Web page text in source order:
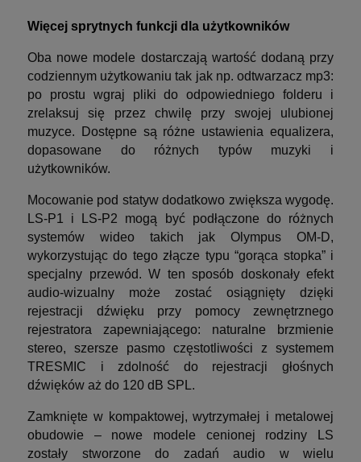
Więcej sprytnych funkcji dla użytkowników
Oba nowe modele dostarczają wartość dodaną przy
codziennym użytkowaniu tak jak np. odtwarzacz mp3:
po prostu wgraj pliki do odpowiedniego folderu i
zrelaksuj się przez chwilę przy swojej ulubionej
muzyce. Dostępne są różne ustawienia equalizera,
dopasowane do różnych typów muzyki i
użytkowników.
Mocowanie pod statyw dodatkowo zwiększa wygodę.
LS-P1 i LS-P2 mogą być podłączone do różnych
systemów wideo takich jak Olympus OM-D,
wykorzystując do tego złącze typu “gorąca stopka” i
specjalny przewód. W ten sposób doskonały efekt
audio-wizualny może zostać osiągnięty dzięki
rejestracji dźwięku przy pomocy zewnętrznego
rejestratora zapewniającego: naturalne brzmienie
stereo, szersze pasmo częstotliwości z systemem
TRESMIC i zdolność do rejestracji głośnych
dźwięków aż do 120 dB SPL.
Zamknięte w kompaktowej, wytrzymałej i metalowej
obudowie – nowe modele cenionej rodziny LS
zostały stworzone do zadań audio w wielu